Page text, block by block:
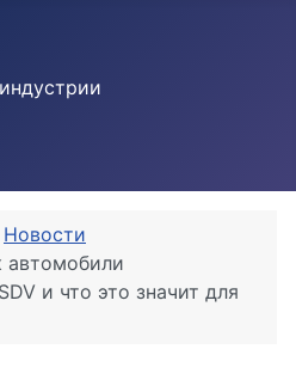
Новости
автомобили
и что это значит для